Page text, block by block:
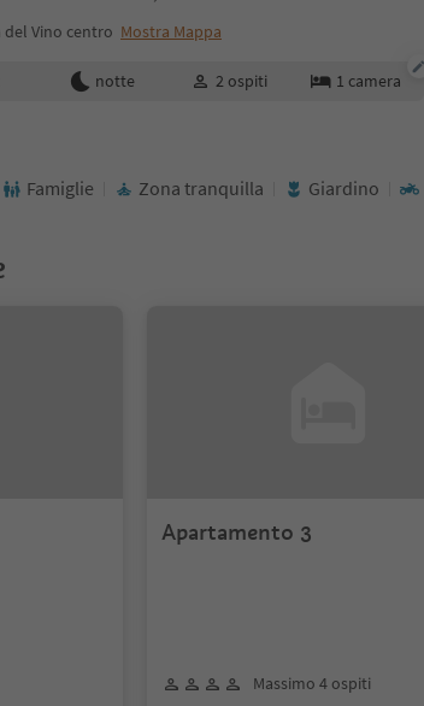
Vino centro Mostra Mappa
notte 2 ospiti 1 camera
Famiglie Zona tranquilla Giardino
Apartamento 3
Massimo 4 ospiti